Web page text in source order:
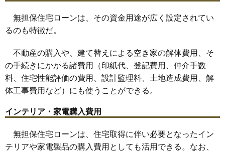
無担保住宅ローンは、その資金用途が広く設定されてい
るのも特徴だ。
不動産の購入や、建て替えによる空き家の解体費用、そ
の手続きにかかる諸費用（印紙代、登記費用、仲介手数
料、住宅性能評価の費用、設計監理料、土地造成費用、解
体工事費用など）にも使うことができる。
インテリア・家電購入費用
無担保住宅ローンは、住宅取得に伴い必要となったイン
テリアや家電製品の購入費用としても活用できる。なお、